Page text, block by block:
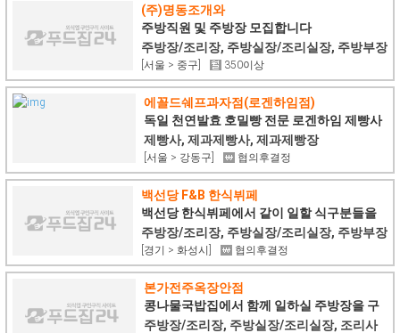
(주)명동조개와
주방직원 및 주방장 모집합니다
주방장/조리장, 주방실장/조리실장, 주방부장
[서울 > 중구] 350이상
에꼴드쉐프과자점(로겐하임점)
독일 천연발효 호밀빵 전문 로겐하임 제빵사
모집
제빵사, 제과제빵사, 제과제빵장
[서울 > 강동구] 협의후결정
백선당 F&B 한식뷔페
백선당 한식뷔페에서 같이 일할 식구분들을
찾습니다.
주방장/조리장, 주방실장/조리실장, 주방부장
[경기 > 화성시] 협의후결정
본가전주옥장안점
콩나물국밥집에서 함께 일하실 주방장을 구
합니다
주방장/조리장, 주방실장/조리실장, 조리사